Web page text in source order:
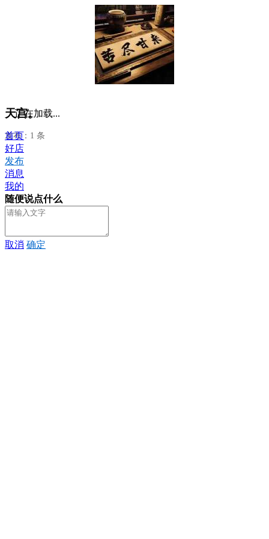
天宫。
发布：1 条
正在加载...
首页
好店
发布
消息
我的
随便说点什么
取消 确定